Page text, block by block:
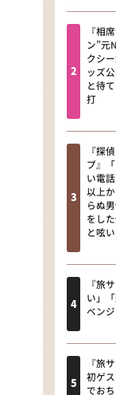
『相
ン”元
クシ
ッズ
と待
打
『探
プ』
い電
以上
らぬ
をし
と呟
『旅
い」
ベン
『旅
初ゲ
でお